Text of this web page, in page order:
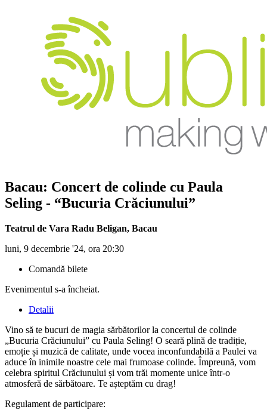
Bacau: Concert de colinde cu Paula
Seling - “Bucuria Crăciunului”
Teatrul de Vara Radu Beligan, Bacau
luni, 9 decembrie '24, ora 20:30
Comandă bilete
Evenimentul s-a încheiat.
Detalii
Vino să te bucuri de magia sărbătorilor la concertul de colinde
„Bucuria Crăciunului” cu Paula Seling! O seară plină de tradiție,
emoție și muzică de calitate, unde vocea inconfundabilă a Paulei va
aduce în inimile noastre cele mai frumoase colinde. Împreună, vom
celebra spiritul Crăciunului și vom trăi momente unice într-o
atmosferă de sărbătoare. Te așteptăm cu drag!
Regulament de participare: